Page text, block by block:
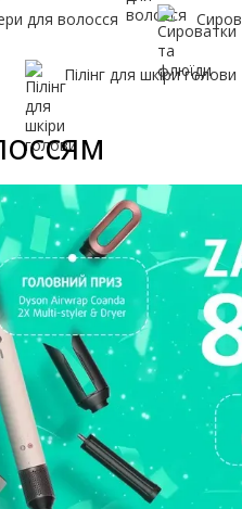
для волосся
Пілінг для шкіри голови